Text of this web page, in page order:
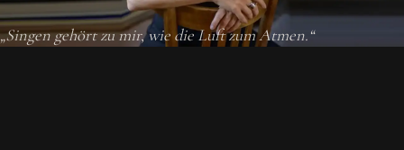
„Singen gehört zu mir, wie die Luft zum Atmen.“